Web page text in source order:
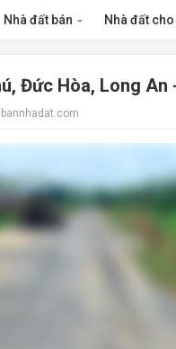
Nhà đất bán Nhà đất
Đức Hòa, Long